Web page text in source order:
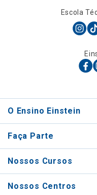
Escola
O Ensino Einstein
Faça Parte
Nossos Cursos
Nossos Centros